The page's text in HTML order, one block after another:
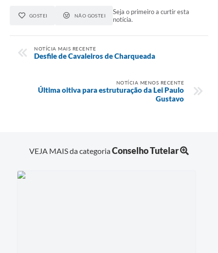
GOSTEI NÃO GOSTEI
Seja o primeiro a curtir esta
notícia.
NOTÍCIA MAIS RECENTE
Desfile de Cavaleiros de Charqueada
NOTÍCIA MENOS RECENTE
Última oitiva para estruturação da Lei Paulo
Gustavo
VEJA MAIS da categoriaConselho Tutelar